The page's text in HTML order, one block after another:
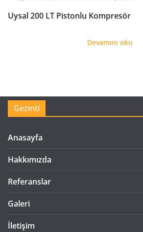
Uysal 200 LT Pistonlu Kompresör
Devamını oku
Gezinti
Anasayfa
Hakkımızda
Referanslar
Galeri
İletişim